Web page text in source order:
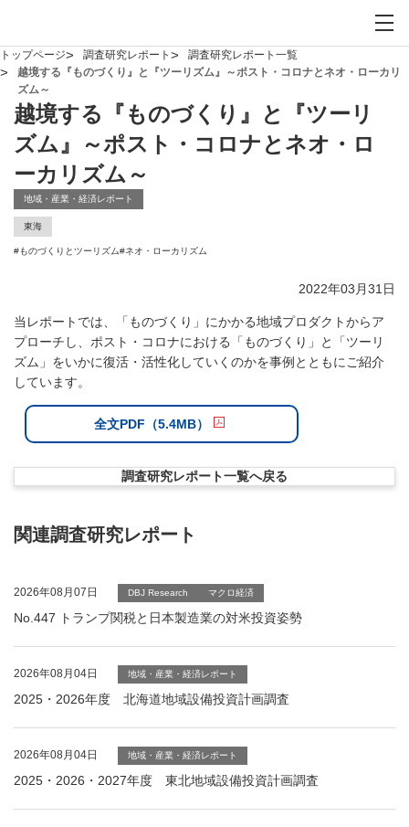
トップページ 調査研究レポート
調査研究レポート一覧
越境する『ものづくり』と『ツーリズム』～ポスト・コロナとネオ・ローカリ
ズム～
越境する『ものづくり』と『ツーリ
ズム』～ポスト・コロナとネオ・ロ
ーカリズム～
地域・産業・経済レポート
東海
#ものづくりとツーリズム#ネオ・ローカリズム
2022年03月31日
当レポートでは、「ものづくり」にかかる地域プロダクトからア
プローチし、ポスト・コロナにおける「ものづくり」と「ツーリ
ズム」をいかに復活・活性化していくのかを事例とともにご紹介
しています。
全文PDF（5.4MB）
調査研究レポート一覧へ戻る
関連調査研究レポート
2026年08月07日 DBJ Research マクロ経済
No.447 トランプ関税と日本製造業の対米投資姿勢
2026年08月04日 地域・産業・経済レポート
2025・2026年度 北海道地域設備投資計画調査
2026年08月04日 地域・産業・経済レポート
2025・2026・2027年度 東北地域設備投資計画調査